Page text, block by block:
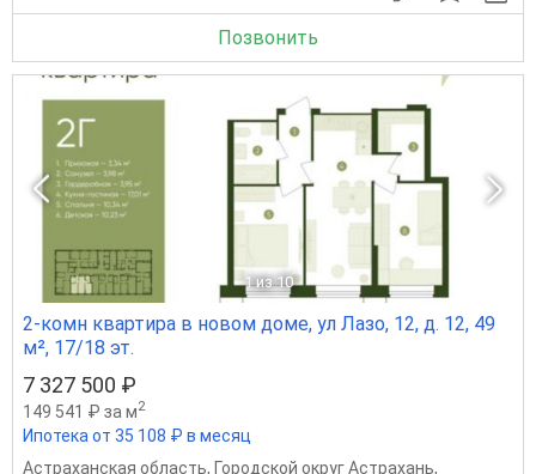
Позвонить
1 из 10
2-комн квартира в новом доме, ул Лазо, 12, д. 12, 49
м², 17/18 эт.
7 327 500 ₽
149 541 ₽ за м2
Ипотека от 35 108 ₽ в месяц
Астраханская область, Городской округ Астрахань,